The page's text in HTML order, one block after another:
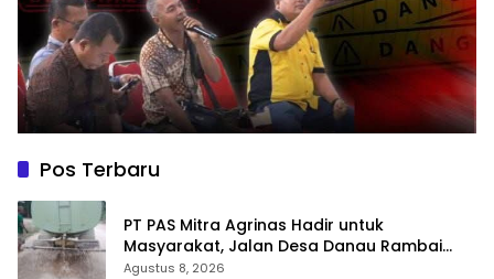
Pos Terbaru
‎PT PAS Mitra Agrinas Hadir untuk
Masyarakat, Jalan Desa Danau Rambai
Dirawat dan Disiram
Agustus 8, 2026